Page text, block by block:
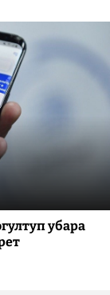
убара